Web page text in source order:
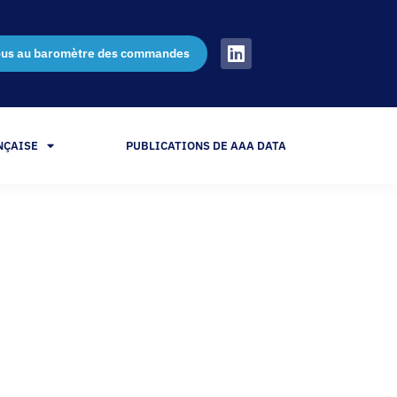
au baromètre des commandes
PUBLICATIONS DE AAA DATA